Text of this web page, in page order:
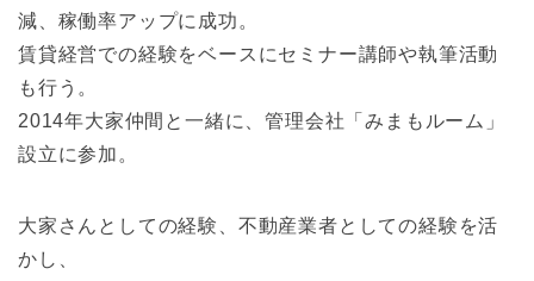
減、稼働率アップに成功。
賃貸経営での経験をベースにセミナー講師や執筆活動
も行う。
2014年大家仲間と一緒に、管理会社「みまもルーム」
設立に参加。
大家さんとしての経験、不動産業者としての経験を活
かし、